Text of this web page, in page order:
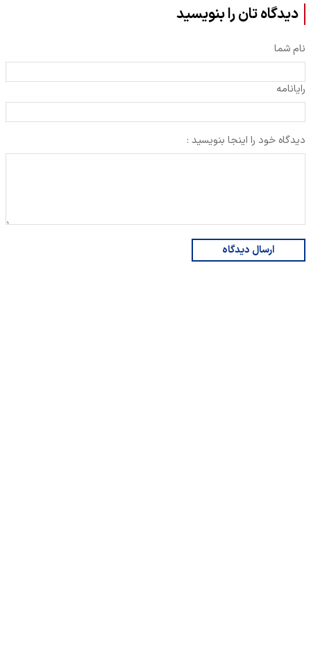
دیدگاه تان را بنویسید
نام شما
رایانامه
دیدگاه خود را اینجا بنویسید :
ارسال دیدگاه